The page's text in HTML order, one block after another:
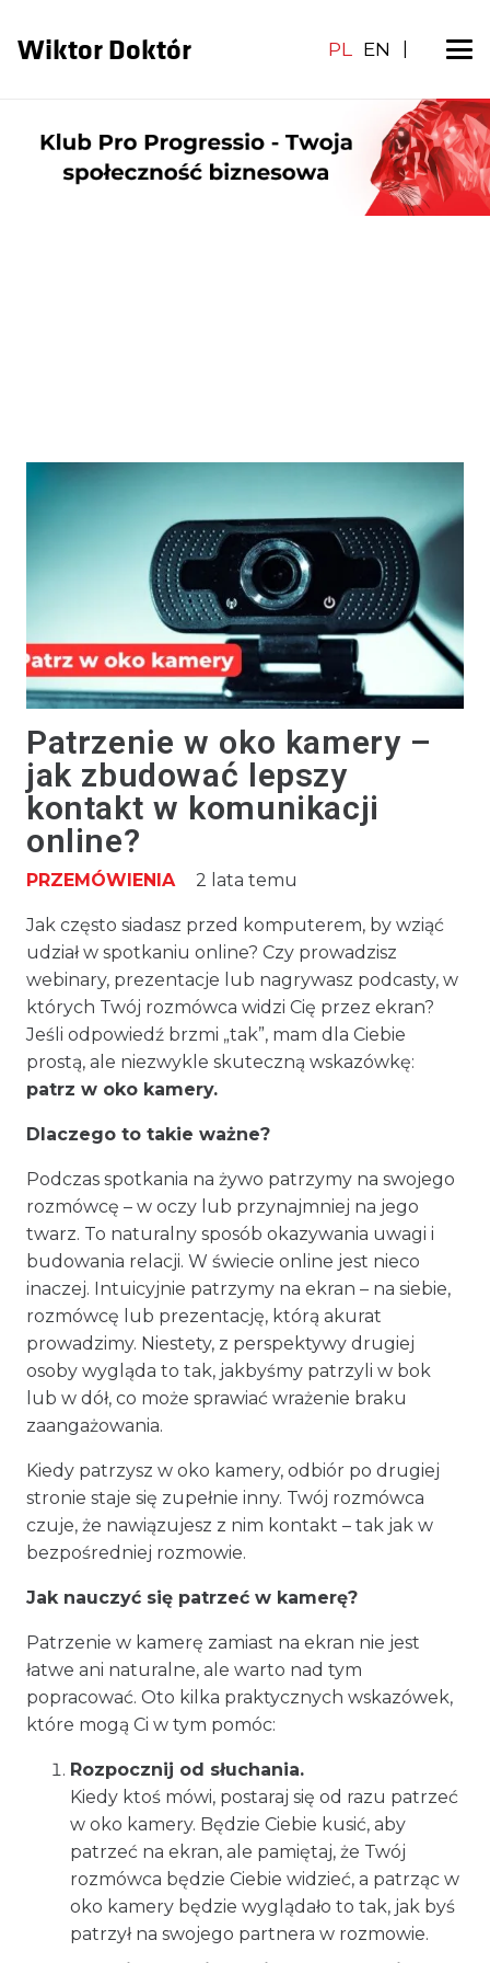
Wiktor Doktór PL EN
Patrzenie w oko kamery –
jak zbudować lepszy
kontakt w komunikacji
online?
PRZEMÓWIENIA 2 lata temu
Jak często siadasz przed komputerem, by wziąć
udział w spotkaniu online? Czy prowadzisz
webinary, prezentacje lub nagrywasz podcasty, w
których Twój rozmówca widzi Cię przez ekran?
Jeśli odpowiedź brzmi „tak”, mam dla Ciebie
prostą, ale niezwykle skuteczną wskazówkę:
patrz w oko kamery.
Dlaczego to takie ważne?
Podczas spotkania na żywo patrzymy na swojego
rozmówcę – w oczy lub przynajmniej na jego
twarz. To naturalny sposób okazywania uwagi i
budowania relacji. W świecie online jest nieco
inaczej. Intuicyjnie patrzymy na ekran – na siebie,
rozmówcę lub prezentację, którą akurat
prowadzimy. Niestety, z perspektywy drugiej
osoby wygląda to tak, jakbyśmy patrzyli w bok
lub w dół, co może sprawiać wrażenie braku
zaangażowania.
Kiedy patrzysz w oko kamery, odbiór po drugiej
stronie staje się zupełnie inny. Twój rozmówca
czuje, że nawiązujesz z nim kontakt – tak jak w
bezpośredniej rozmowie.
Jak nauczyć się patrzeć w kamerę?
Patrzenie w kamerę zamiast na ekran nie jest
łatwe ani naturalne, ale warto nad tym
popracować. Oto kilka praktycznych wskazówek,
które mogą Ci w tym pomóc:
Rozpocznij od słuchania.
Kiedy ktoś mówi, postaraj się od razu patrzeć
w oko kamery. Będzie Ciebie kusić, aby
patrzeć na ekran, ale pamiętaj, że Twój
rozmówca będzie Ciebie widzieć, a patrząc w
oko kamery będzie wyglądało to tak, jak byś
patrzył na swojego partnera w rozmowie.